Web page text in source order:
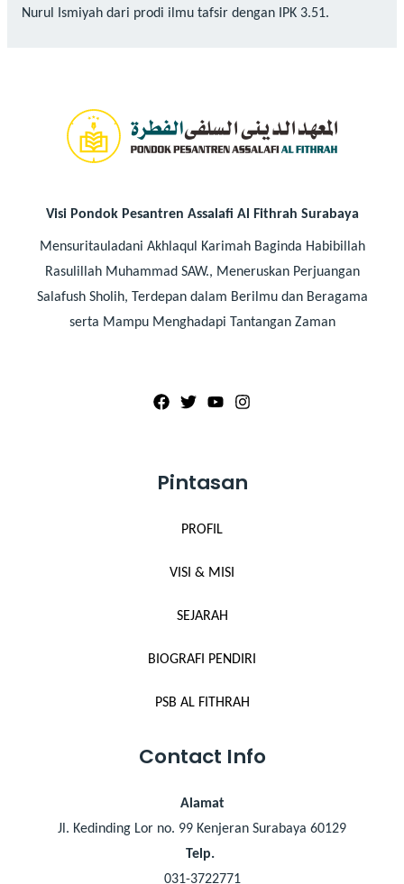
Nurul Ismiyah dari prodi ilmu tafsir dengan IPK 3.51.
Visi Pondok Pesantren Assalafi Al Fithrah Surabaya
Mensuritauladani Akhlaqul Karimah Baginda Habibillah
Rasulillah Muhammad SAW., Meneruskan Perjuangan
Salafush Sholih, Terdepan dalam Berilmu dan Beragama
serta Mampu Menghadapi Tantangan Zaman
Pintasan
PROFIL
VISI & MISI
SEJARAH
BIOGRAFI PENDIRI
PSB AL FITHRAH
Contact Info
Alamat
Jl. Kedinding Lor no. 99 Kenjeran Surabaya 60129
Telp.
031-3722771